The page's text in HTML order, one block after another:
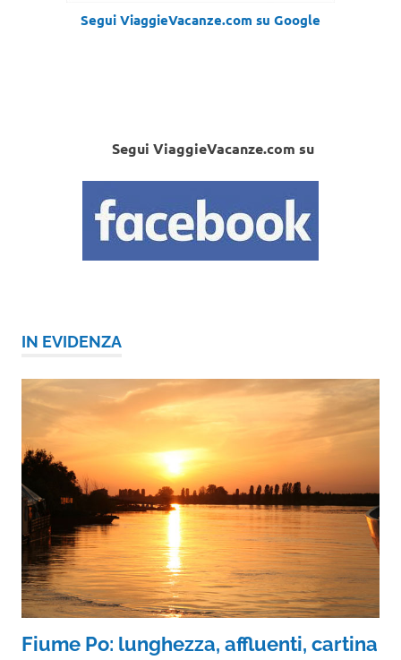
Segui ViaggieVacanze.com su Google
Segui ViaggieVacanze.com su
IN EVIDENZA
Fiume Po: lunghezza, affluenti, cartina